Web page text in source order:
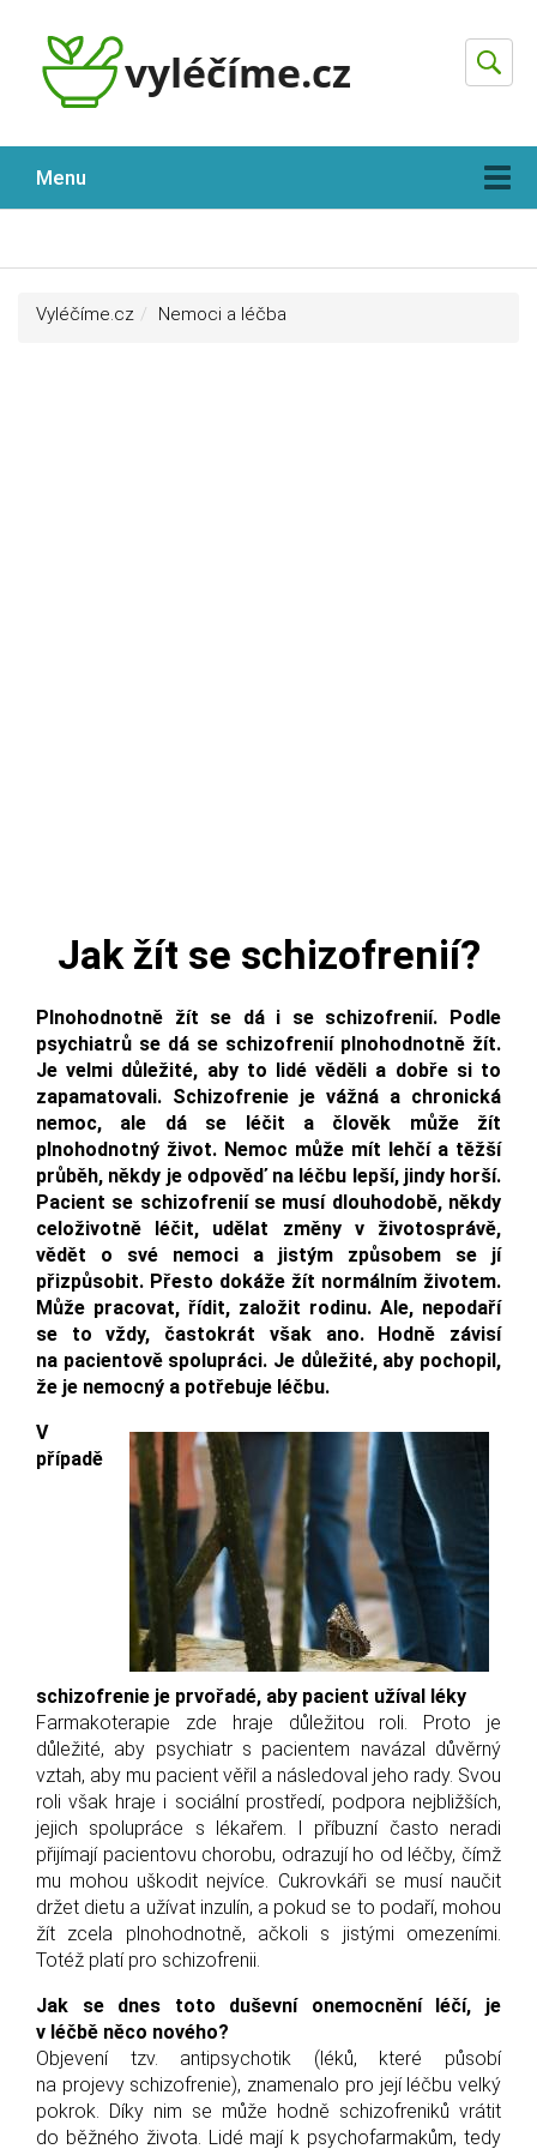
Hledat
Menu
Vyléčíme.cz Nemoci a léčba
Jak žít se schizofrenií?
Plnohodnotně žít se dá i se schizofrenií. Podle
psychiatrů se dá se schizofrenií plnohodnotně žít.
Je velmi důležité, aby to lidé věděli a dobře si to
zapamatovali. Schizofrenie je vážná a chronická
nemoc, ale dá se léčit a člověk může žít
plnohodnotný život. Nemoc může mít lehčí a těžší
průběh, někdy je odpověď na léčbu lepší, jindy horší.
Pacient se schizofrenií se musí dlouhodobě, někdy
celoživotně léčit, udělat změny v životosprávě,
vědět o své nemoci a jistým způsobem se jí
přizpůsobit. Přesto dokáže žít normálním životem.
Může pracovat, řídit, založit rodinu. Ale, nepodaří
se to vždy, častokrát však ano. Hodně závisí
na pacientově spolupráci. Je důležité, aby pochopil,
že je nemocný a potřebuje léčbu.
V
případě
schizofrenie je prvořadé, aby pacient užíval léky
Farmakoterapie zde hraje důležitou roli. Proto je
důležité, aby psychiatr s pacientem navázal důvěrný
vztah, aby mu pacient věřil a následoval jeho rady. Svou
roli však hraje i sociální prostředí, podpora nejbližších,
jejich spolupráce s lékařem. I příbuzní často neradi
přijímají pacientovu chorobu, odrazují ho od léčby, čímž
mu mohou uškodit nejvíce. Cukrovkáři se musí naučit
držet dietu a užívat inzulín, a pokud se to podaří, mohou
žít zcela plnohodnotně, ačkoli s jistými omezeními.
Totéž platí pro schizofrenii.
Jak se dnes toto duševní onemocnění léčí, je
v léčbě něco nového?
Objevení tzv. antipsychotik (léků, které působí
na projevy schizofrenie), znamenalo pro její léčbu velký
pokrok. Díky nim se může hodně schizofreniků vrátit
do běžného života. Lidé mají k psychofarmakům, tedy